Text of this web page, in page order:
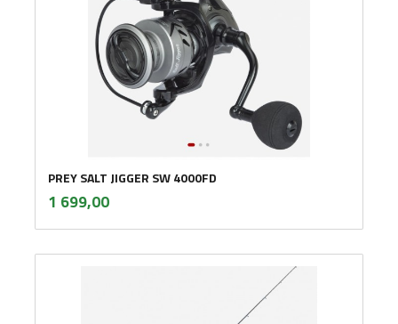
PREY SALT JIGGER SW 4000FD
Pris
1 699,00mva.